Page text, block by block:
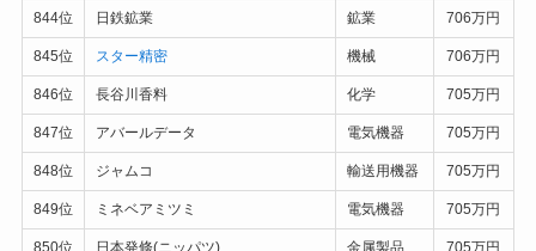
844位 日鉄鉱業 鉱業 706万円
845位 スター精密 機械 706万円
846位 長谷川香料 化学 705万円
847位 アバールデータ 電気機器 705万円
848位 ジャムコ 輸送用機器 705万円
849位 ミネベアミツミ 電気機器 705万円
850位 日本発條(ニッパツ) 金属製品 705万円